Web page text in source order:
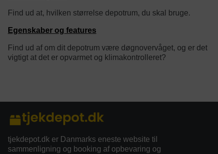
Find ud at, hvilken størrelse depotrum, du skal bruge.
Egenskaber og features
Find ud af om dit depotrum være døgnovervåget, og er det
vigtigt at det er opvarmet og klimakontrolleret?
tjekdepot.dk er Danmarks eneste website til
sammenligning og booking af opbevaring og